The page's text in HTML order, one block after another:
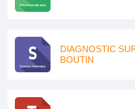
DIAGNOSTIC
BOUTIN